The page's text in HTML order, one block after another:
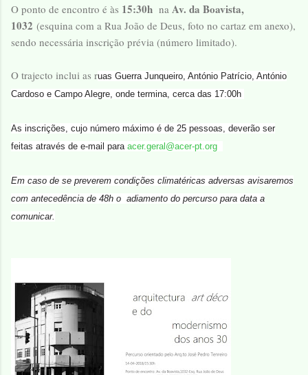
O ponto de encontro é às 15:30h na Av. da Boavista,
1032 (esquina com a Rua João de Deus, foto no cartaz em anexo),
sendo necessária inscrição prévia (número limitado).
O trajecto inclui as ruas Guerra Junqueiro, António Patrício, António
Cardoso e Campo Alegre, onde termina, cerca das 17:00h
As inscrições, cujo número máximo é de 25 pessoas, deverão ser
feitas através de e-mail para acer.geral@acer-pt.org
Em caso de se preverem condições climatéricas adversas avisaremos
com antecedência de 48h o adiamento do percurso para data a
comunicar.